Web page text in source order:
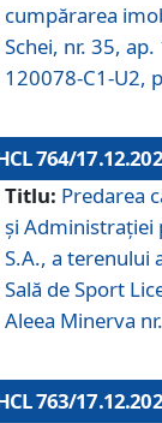
cumpărarea
Schei, nr. 35,
120078-C1-U2,
764/
Titlu: Predarea
și Administrației
S.A., a terenului
Sală de Sport
Aleea Minerva
763/